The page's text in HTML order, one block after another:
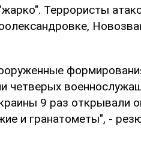
Террористы
четверых
9 раз открывали
и гранатометы", -